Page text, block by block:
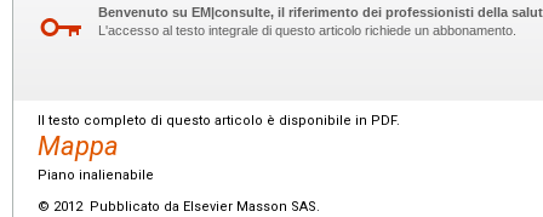
Benvenuto su EM|consulte, il riferimento dei professionisti della
L'accesso al testo integrale di questo articolo richiede un abbonamento.
Il testo completo di questo articolo è disponibile in PDF.
Mappa
Piano inalienabile
© 2012 Pubblicato da Elsevier Masson SAS.